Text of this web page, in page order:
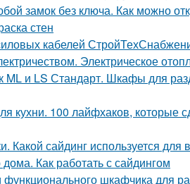
замок без ключа. Как можно
стен
кабелей
Электрическое
и LS Стандарт. Шкафы для
кухни. 100 лайфхаков, которые
Какой сайдинг используется
Как работать с сайдингом
функционального шкафчика для